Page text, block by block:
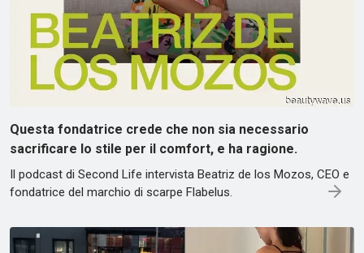
Questa fondatrice crede che non sia necessario
sacrificare lo stile per il comfort, e ha ragione.
Il podcast di Second Life intervista Beatriz de los Mozos, CEO e
fondatrice del marchio di scarpe Flabelus.